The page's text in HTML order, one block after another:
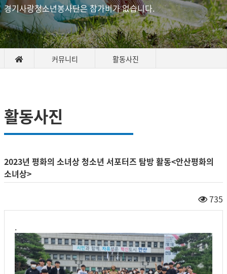
경기사랑청소년봉사단은 참가비가 없습니다.
커뮤니티 활동사진
활동사진
2023년 평화의 소녀상 청소년 서포터즈 탐방 활동<안산평화의
소녀상>
735
.